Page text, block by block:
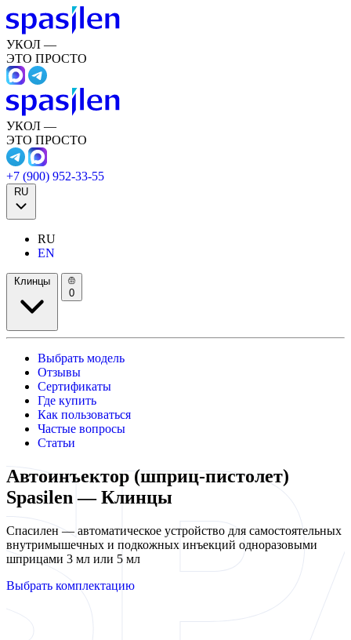
УКОЛ —
ЭТО ПРОСТО
УКОЛ —
ЭТО ПРОСТО
+7 (900) 952-33-55
RU
RU
EN
Клинцы
0
Выбрать модель
Отзывы
Сертификаты
Где купить
Как пользоваться
Частые вопросы
Статьи
Автоинъектор (шприц-пистолет)
Spasilen — Клинцы
Спасилен — автоматическое устройство для самостоятельных
внутримышечных и подкожных инъекций одноразовыми
шприцами 3 мл или 5 мл
Выбрать комплектацию